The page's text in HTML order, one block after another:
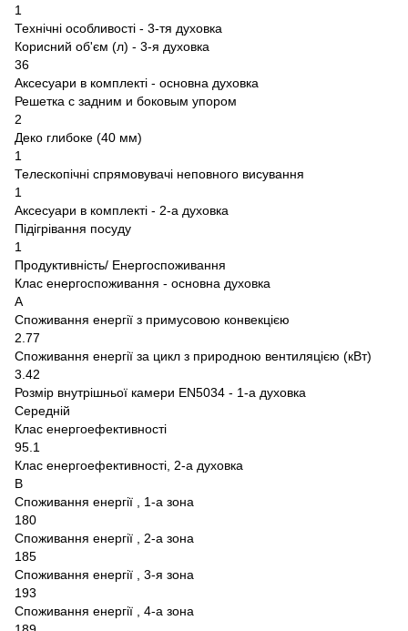
1
Технічні особливості - 3-тя духовка
Корисний об'єм (л) - 3-я духовка
36
Аксесуари в комплекті - основна духовка
Решетка с задним и боковым упором
2
Деко глибоке (40 мм)
1
Телескопічні спрямовувачі неповного висування
1
Аксесуари в комплекті - 2-а духовка
Підігрівання посуду
1
Продуктивність/ Енергоспоживання
Клас енергоспоживання - основна духовка
A
Споживання енергії з примусовою конвекцією
2.77
Споживання енергії за цикл з природною вентиляцією (кВт)
3.42
Розмір внутрішньої камери EN5034 - 1-а духовка
Середній
Клас енергоефективності
95.1
Клас енергоефективності, 2-а духовка
B
Споживання енергії , 1-а зона
180
Споживання енергії , 2-а зона
185
Споживання енергії , 3-я зона
193
Споживання енергії , 4-а зона